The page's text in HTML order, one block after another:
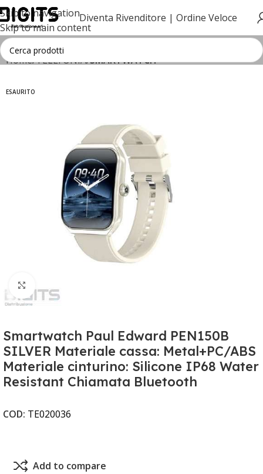
Skip to navigation
Skip to main content
Diventa Rivenditore | Ordine Veloce
Home TELEFONIA SMARTWATCH
ESAURITO
Smartwatch Paul Edward PEN150B
SILVER Materiale cassa: Metal+PC/ABS
Materiale cinturino: Silicone IP68 Water
Resistant Chiamata Bluetooth
COD: TE020036
Add to compare